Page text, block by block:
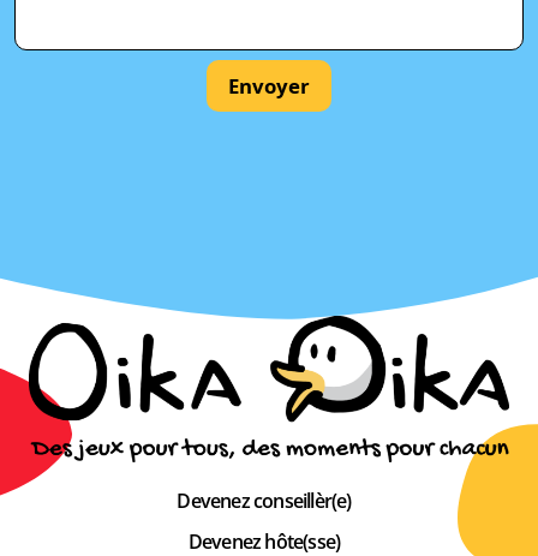
Envoyer
Devenez conseillèr(e)
Devenez hôte(sse)